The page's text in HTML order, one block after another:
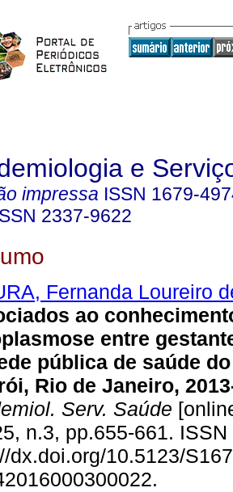
e
impressa ISSN 1679-
2337-9622
Fernanda Loureiro
ao
entre
pública de saúde
Rio de Janeiro,
Serv. Saúde
n.3, pp.655-661.
dx.doi.org/10.5123/